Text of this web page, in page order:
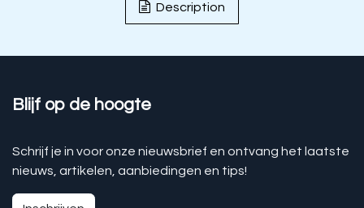
Description
Blijf op de hoogte
Schrijf je in voor onze nieuwsbrief en ontvang het laatste
nieuws, artikelen, aanbiedingen en tips!